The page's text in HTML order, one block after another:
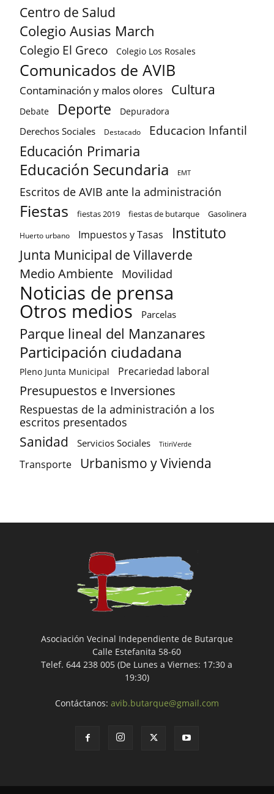
Centro de Salud
Colegio Ausias March
Colegio El Greco Colegio Los Rosales
Comunicados de AVIB
Contaminación y malos olores Cultura
Debate Deporte Depuradora
Derechos Sociales Destacado Educacion Infantil
Educación Primaria
Educación Secundaria EMT
Escritos de AVIB ante la administración
Fiestas fiestas 2019 fiestas de butarque Gasolinera
Huerto urbano Impuestos y Tasas Instituto
Junta Municipal de Villaverde
Medio Ambiente Movilidad
Noticias de prensa
Otros medios Parcelas
Parque lineal del Manzanares
Participación ciudadana
Pleno Junta Municipal Precariedad laboral
Presupuestos e Inversiones
Respuestas de la administración a los
escritos presentados
Sanidad Servicios Sociales TitiriVerde
Transporte Urbanismo y Vivienda
Asociación Vecinal Independiente de Butarque
Calle Estefanita 58-60
Telef. 644 238 005 (De Lunes a Viernes: 17:30 a
19:30)
Contáctanos: avib.butarque@gmail.com